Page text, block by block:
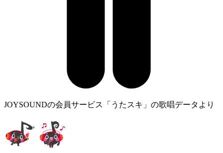
JOYSOUNDの会員サービス「うたスキ」の歌唱データより